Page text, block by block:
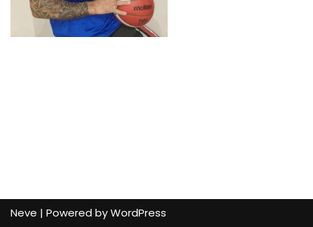
Neve | Powered byWordPress